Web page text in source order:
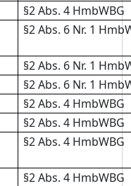
§2 Abs. 4 HmbWBG
§2 Abs. 6 Nr. 1
§2 Abs. 6 Nr. 1
§2 Abs. 6 Nr. 1
§2 Abs. 4 HmbWBG
§2 Abs. 4 HmbWBG
§2 Abs. 4 HmbWBG
§2 Abs. 4 HmbWBG